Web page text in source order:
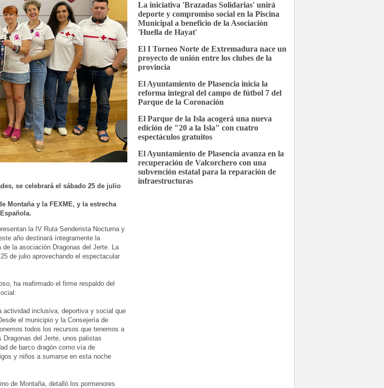
se celebrará el sábado 25 de julio
Montaña y la FEXME, y la estrecha
la IV Ruta Senderista Nocturna y
año destinará íntegramente la
la asociación Dragonas del Jerte. La
de julio aprovechando el espectacular
ha reafirmado el firme respaldo del
actividad inclusiva, deportiva y social que
el municipio y la Consejería de
todos los recursos que tenemos a
del Jerte, unos palistas
de barco dragón como vía de
y niños a sumarse en esta noche
de Montaña, detalló los pormenores
La iniciativa 'Brazadas Solidarias' unirá
deporte y compromiso social en la Piscina
Municipal a beneficio de la Asociación
'Huella de Hayat'
El I Torneo Norte de Extremadura nace un
proyecto de unión entre los clubes de la
provincia
El Ayuntamiento de Plasencia inicia la
reforma integral del campo de fútbol 7 del
Parque de la Coronación
El Parque de la Isla acogerá una nueva
edición de "20 a la Isla" con cuatro
espectáculos gratuitos
El Ayuntamiento de Plasencia avanza en la
recuperación de Valcorchero con una
subvención estatal para la reparación de
infraestructuras